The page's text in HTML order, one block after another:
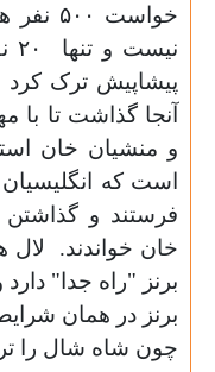
خواست ۵۰۰ نفر
نیست و تنها
۲۰
پیشاپیش ترک کرد
آنجا گذاشت تا
و منشیان خان
است که
فرستند و گذاشتن
خان خواندند. لال
برنز "راه جدا" دارد
برنز در همان
چون شاه شال را